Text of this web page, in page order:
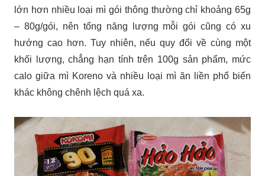
lớn hơn nhiều loại mì gói thông thường chỉ khoảng 65g
– 80g/gói, nên tổng năng lượng mỗi gói cũng có xu
hướng cao hơn. Tuy nhiên, nếu quy đổi về cùng một
khối lượng, chẳng hạn tính trên 100g sản phẩm, mức
calo giữa mì Koreno và nhiều loại mì ăn liền phổ biến
khác không chênh lệch quá xa.